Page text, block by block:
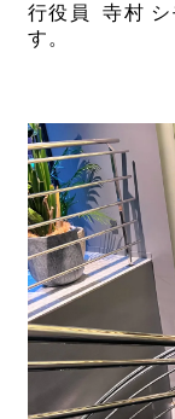
行役員 寺村 シ
す。